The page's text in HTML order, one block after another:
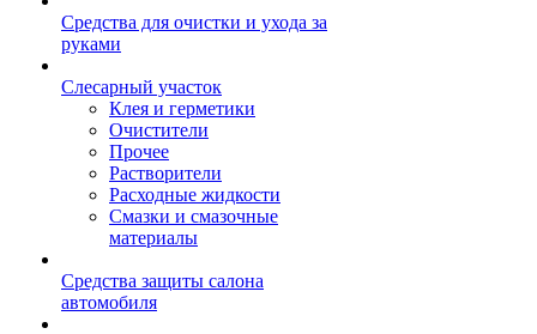
Средства для очистки и ухода за
руками
Слесарный участок
Клея и герметики
Очистители
Прочее
Растворители
Расходные жидкости
Смазки и смазочные
материалы
Средства защиты салона
автомобиля